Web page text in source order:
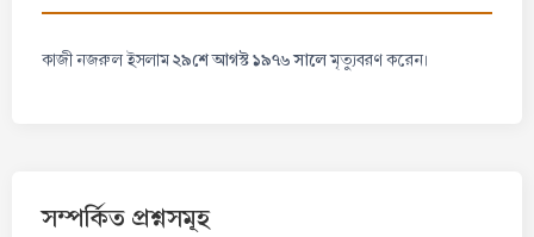
কাজী নজরুল ইসলাম২৯শে আগস্ট ১৯৭৬ সালেমৃত্যুবরণ করেন।
সম্পর্কিত প্রশ্নসমূহ